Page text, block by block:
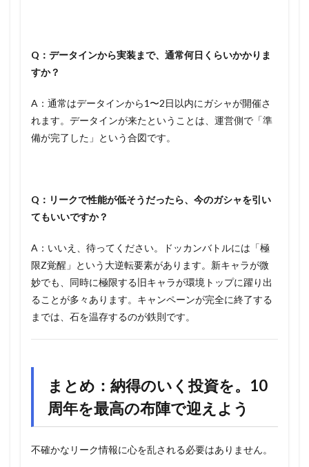
Q：データインから実装まで、通常何日くらいかかりま
すか？
A：通常はデータインから1〜2日以内にガシャが開催さ
れます。データインが来たということは、運営側で「準
備が完了した」という合図です。
Q：リークで性能が低そうだったら、今のガシャを引い
てもいいですか？
A：いいえ、待ってください。ドッカンバトルには「極
限Z覚醒」という大逆転要素があります。新キャラが微
妙でも、同時に極限する旧キャラが環境トップに躍り出
ることが多々あります。キャンペーンが完全に終了する
までは、石を温存するのが鉄則です。
まとめ：納得のいく投資を。10
周年を最高の布陣で迎えよう
不確かなリーク情報に心を乱される必要はありません。